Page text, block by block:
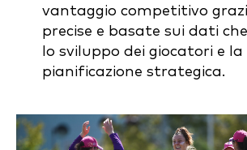
vantaggio competitivo
precise e basate sui dati
lo sviluppo dei giocatori e la
pianificazione strategica.